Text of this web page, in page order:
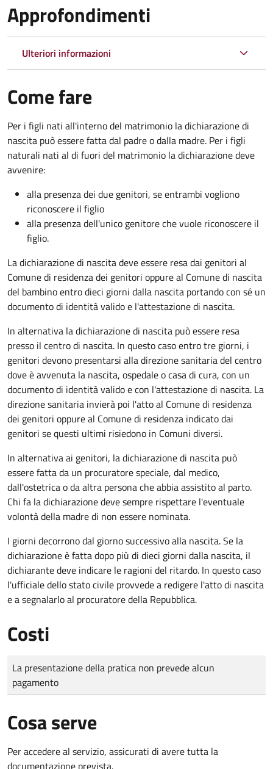
Approfondimenti
Ulteriori informazioni
Come fare
Per i figli nati all'interno del matrimonio la dichiarazione di
nascita può essere fatta dal padre o dalla madre. Per i figli
naturali nati al di fuori del matrimonio la dichiarazione deve
avvenire:
alla presenza dei due genitori, se entrambi vogliono
riconoscere il figlio
alla presenza dell'unico genitore che vuole riconoscere il
figlio.
La dichiarazione di nascita deve essere resa dai genitori al
Comune di residenza dei genitori oppure al Comune di nascita
del bambino entro dieci giorni dalla nascita portando con sé un
documento di identità valido e l'attestazione di nascita.
In alternativa la dichiarazione di nascita può essere resa
presso il centro di nascita. In questo caso entro tre giorni, i
genitori devono presentarsi alla direzione sanitaria del centro
dove è avvenuta la nascita, ospedale o casa di cura, con un
documento di identità valido e con l'attestazione di nascita. La
direzione sanitaria invierà poi l'atto al Comune di residenza
dei genitori oppure al Comune di residenza indicato dai
genitori se questi ultimi risiedono in Comuni diversi.
In alternativa ai genitori, la dichiarazione di nascita può
essere fatta da un procuratore speciale, dal medico,
dall'ostetrica o da altra persona che abbia assistito al parto.
Chi fa la dichiarazione deve sempre rispettare l'eventuale
volontà della madre di non essere nominata.
I giorni decorrono dal giorno successivo alla nascita. Se la
dichiarazione è fatta dopo più di dieci giorni dalla nascita, il
dichiarante deve indicare le ragioni del ritardo. In questo caso
l'ufficiale dello stato civile provvede a redigere l'atto di nascita
e a segnalarlo al procuratore della Repubblica.
Costi
Tipo di pagamento
Importo
La presentazione della pratica non prevede alcun
pagamento
Cosa serve
Per accedere al servizio, assicurati di avere tutta la
documentazione prevista.